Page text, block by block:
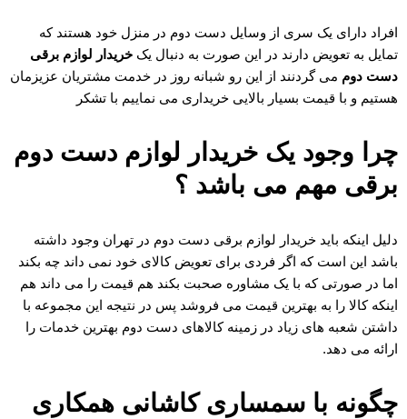
افراد دارای یک سری از وسایل دست دوم در منزل خود هستند که
تمایل به تعویض دارند در این صورت به دنبال یک خریدار لوازم برقی
دست دوم می گردنند از این رو شبانه روز در خدمت مشتریان عزیزمان
هستیم و با قیمت بسیار بالایی خریداری می نماییم با تشکر
چرا وجود یک خریدار لوازم دست دوم
برقی مهم می باشد ؟
دلیل اینکه باید خریدار لوازم برقی دست دوم در تهران وجود داشته
باشد این است که اگر فردی برای تعویض کالای خود نمی داند چه بکند
اما در صورتی که با یک مشاوره صحبت بکند هم قیمت را می داند هم
اینکه کالا را به بهترین قیمت می فروشد پس در نتیجه این مجموعه با
داشتن شعبه های زیاد در زمینه کالاهای دست دوم بهترین خدمات را
ارائه می دهد.
چگونه با سمساری کاشانی همکاری